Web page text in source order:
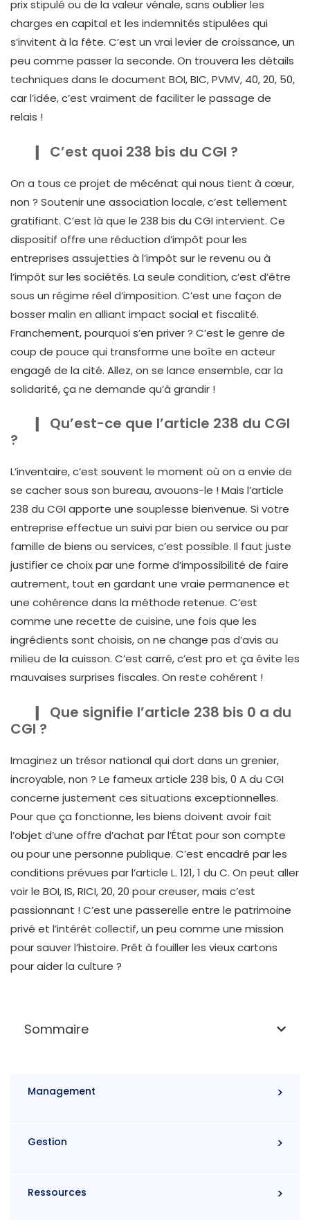
prix stipulé ou de la valeur vénale, sans oublier les
charges en capital et les indemnités stipulées qui
s’invitent à la fête. C’est un vrai levier de croissance, un
peu comme passer la seconde. On trouvera les détails
techniques dans le document BOI, BIC, PVMV, 40, 20, 50,
car l’idée, c’est vraiment de faciliter le passage de
relais !
C’est quoi 238 bis du CGI ?
On a tous ce projet de mécénat qui nous tient à cœur,
non ? Soutenir une association locale, c’est tellement
gratifiant. C’est là que le 238 bis du CGI intervient. Ce
dispositif offre une réduction d’impôt pour les
entreprises assujetties à l’impôt sur le revenu ou à
l’impôt sur les sociétés. La seule condition, c’est d’être
sous un régime réel d’imposition. C’est une façon de
bosser malin en alliant impact social et fiscalité.
Franchement, pourquoi s’en priver ? C’est le genre de
coup de pouce qui transforme une boîte en acteur
engagé de la cité. Allez, on se lance ensemble, car la
solidarité, ça ne demande qu’à grandir !
Qu’est-ce que l’article 238 du CGI
?
L’inventaire, c’est souvent le moment où on a envie de
se cacher sous son bureau, avouons-le ! Mais l’article
238 du CGI apporte une souplesse bienvenue. Si votre
entreprise effectue un suivi par bien ou service ou par
famille de biens ou services, c’est possible. Il faut juste
justifier ce choix par une forme d’impossibilité de faire
autrement, tout en gardant une vraie permanence et
une cohérence dans la méthode retenue. C’est
comme une recette de cuisine, une fois que les
ingrédients sont choisis, on ne change pas d’avis au
milieu de la cuisson. C’est carré, c’est pro et ça évite les
mauvaises surprises fiscales. On reste cohérent !
Que signifie l’article 238 bis 0 a du
CGI ?
Imaginez un trésor national qui dort dans un grenier,
incroyable, non ? Le fameux article 238 bis, 0 A du CGI
concerne justement ces situations exceptionnelles.
Pour que ça fonctionne, les biens doivent avoir fait
l’objet d’une offre d’achat par l’État pour son compte
ou pour une personne publique. C’est encadré par les
conditions prévues par l’article L. 121, 1 du C. On peut aller
voir le BOI, IS, RICI, 20, 20 pour creuser, mais c’est
passionnant ! C’est une passerelle entre le patrimoine
privé et l’intérêt collectif, un peu comme une mission
pour sauver l’histoire. Prêt à fouiller les vieux cartons
pour aider la culture ?
Sommaire
Management
Gestion
Ressources